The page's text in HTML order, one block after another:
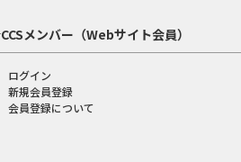
CCSメンバー（Webサイト会員）
ログイン
新規会員登録
会員登録について